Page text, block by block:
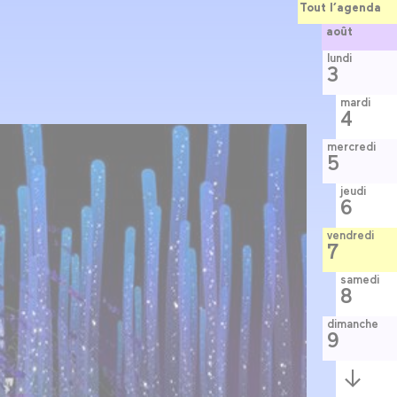
Tout l’agenda
août
lundi
3
mardi
4
mercredi
5
jeudi
6
vendredi
7
samedi
8
dimanche
9
Semaine
suivante